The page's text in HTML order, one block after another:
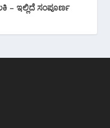
– ಇಲ್ಲಿದೆ ಸಂಪೂರ್ಣ